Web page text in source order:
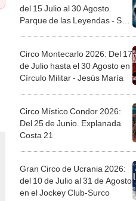
del 15 Julio al 30 Agosto.
Parque de las Leyendas - San
Circo Montecarlo 2026: Del 17
de Julio hasta el 30 Agosto en
Círculo Militar - Jesús María
Circo Místico Condor 2026:
Del 25 de Junio. Explanada
Costa 21
Gran Circo de Ucrania 2026:
del 10 de Julio al 31 de Agosto
en el Jockey Club-Surco